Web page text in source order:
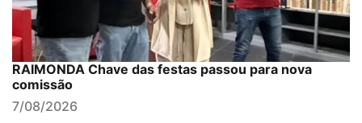
RAIMONDA Chave das festas passou para nova
comissão
7/08/2026